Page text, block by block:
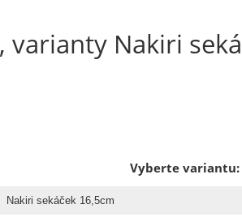
Nakiri
Vyberte variantu: